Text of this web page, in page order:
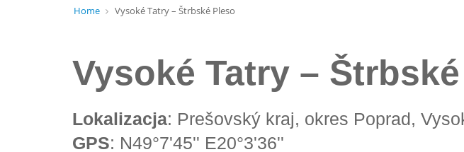
Home Vysoké Tatry – Štrbské Pleso
Vysoké Tatry –
Lokalizacja: Prešovský kraj, okres Poprad,
GPS: N49°7'45'' E20°3'36''